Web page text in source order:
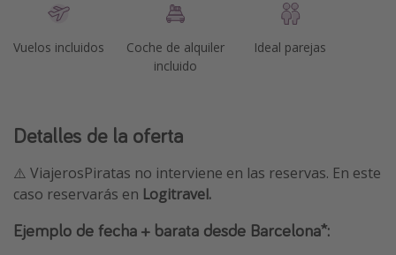
Vuelos incluidos
Coche de alquiler
incluido
Ideal parejas
Detalles de la oferta
⚠️ ViajerosPiratas no interviene en las reservas. En este
caso reservarás en Logitravel.
Ejemplo de fecha + barata desde Barcelona*: